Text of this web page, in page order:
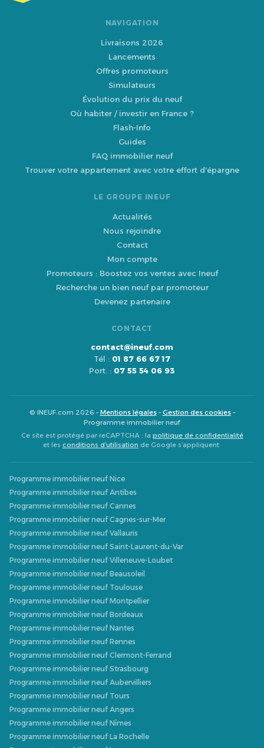
NAVIGATION
Livraisons 2026
Lancements
Offres promoteurs
Simulateurs
Évolution du prix du neuf
Où habiter / investir en France ?
Flash-Info
Guides
FAQ immobilier neuf
Trouver votre appartement avec votre effort d'épargne
LE GROUPE INEUF
Actualités
Nous rejoindre
Contact
Mon compte
Promoteurs : Boostez vos ventes avec Ineuf
Recherche un bien neuf par promoteur
Devenez partenaire
CONTACT
contact@ineuf.com
Tél : 01 87 66 67 17
Port. : 07 55 54 06 93
© INEUF.com 2026 –Mentions légales–Gestion des cookies–
Programme immobilier neuf
Ce site est protégé par reCAPTCHA : la politique de confidentialité
et les conditions d’utilisation de Google s’appliquent.
Programme immobilier neuf Nice
Programme immobilier neuf Antibes
Programme immobilier neuf Cannes
Programme immobilier neuf Cagnes-sur-Mer
Programme immobilier neuf Vallauris
Programme immobilier neuf Saint-Laurent-du-Var
Programme immobilier neuf Villeneuve-Loubet
Programme immobilier neuf Beausoleil
Programme immobilier neuf Toulouse
Programme immobilier neuf Montpellier
Programme immobilier neuf Bordeaux
Programme immobilier neuf Nantes
Programme immobilier neuf Rennes
Programme immobilier neuf Clermont-Ferrand
Programme immobilier neuf Strasbourg
Programme immobilier neuf Aubervilliers
Programme immobilier neuf Tours
Programme immobilier neuf Angers
Programme immobilier neuf Nîmes
Programme immobilier neuf La Rochelle